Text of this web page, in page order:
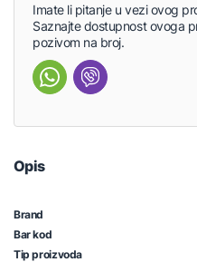
Imate li pitanje u vezi ovog
Saznajte dostupnost ovoga
pozivom na broj.
Opis
Brand
Bar kod
Tip proizvoda